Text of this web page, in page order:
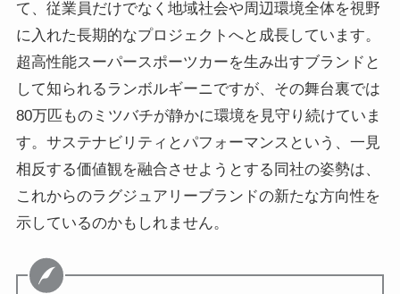
て、従業員だけでなく地域社会や周辺環境全体を視野
に入れた長期的なプロジェクトへと成長しています。
超高性能スーパースポーツカーを生み出すブランドと
して知られるランボルギーニですが、その舞台裏では
80万匹ものミツバチが静かに環境を見守り続けていま
す。サステナビリティとパフォーマンスという、一見
相反する価値観を融合させようとする同社の姿勢は、
これからのラグジュアリーブランドの新たな方向性を
示しているのかもしれません。